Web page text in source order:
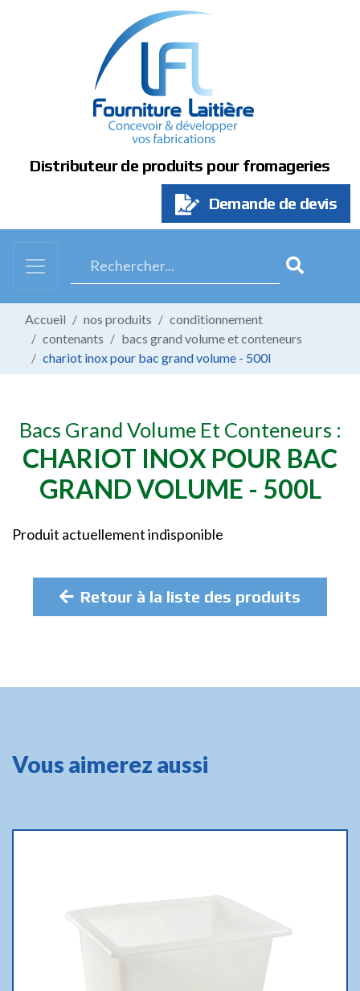
Distributeur de produits pour fromageries
Demande de devis
Accueil nos produits
conditionnement
contenants
bacs grand volume et conteneurs
chariot inox pour bac grand volume - 500l
Bacs Grand Volume Et Conteneurs :
CHARIOT INOX POUR BAC
GRAND VOLUME - 500L
Produit actuellement indisponible
Retour à la liste des produits
Vous aimerez aussi
Panneau de gestion des cookies